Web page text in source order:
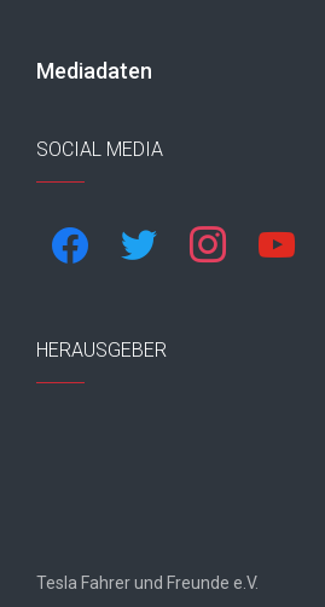
Mediadaten
SOCIAL MEDIA
facebook twitter instagram youtube
HERAUSGEBER
Tesla Fahrer und Freunde e.V.